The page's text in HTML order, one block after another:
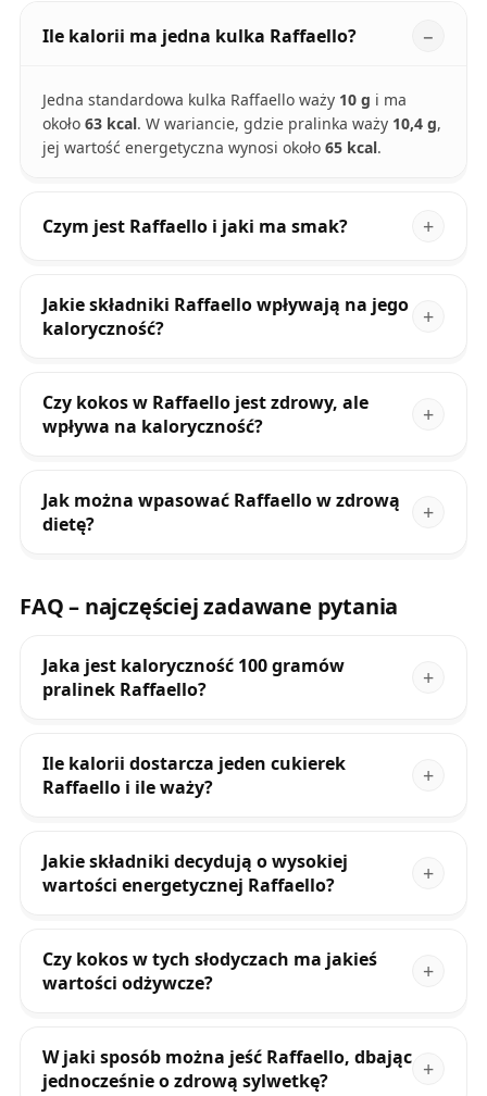
Ile kalorii ma jedna kulka Raffaello?
Jedna standardowa kulka Raffaello waży 10 g i ma
około 63 kcal. W wariancie, gdzie pralinka waży 10,4 g,
jej wartość energetyczna wynosi około 65 kcal.
Czym jest Raffaello i jaki ma smak?
Jakie składniki Raffaello wpływają na jego
kaloryczność?
Czy kokos w Raffaello jest zdrowy, ale
wpływa na kaloryczność?
Jak można wpasować Raffaello w zdrową
dietę?
FAQ – najczęściej zadawane pytania
Jaka jest kaloryczność 100 gramów
pralinek Raffaello?
Ile kalorii dostarcza jeden cukierek
Raffaello i ile waży?
Jakie składniki decydują o wysokiej
wartości energetycznej Raffaello?
Czy kokos w tych słodyczach ma jakieś
wartości odżywcze?
W jaki sposób można jeść Raffaello, dbając
jednocześnie o zdrową sylwetkę?